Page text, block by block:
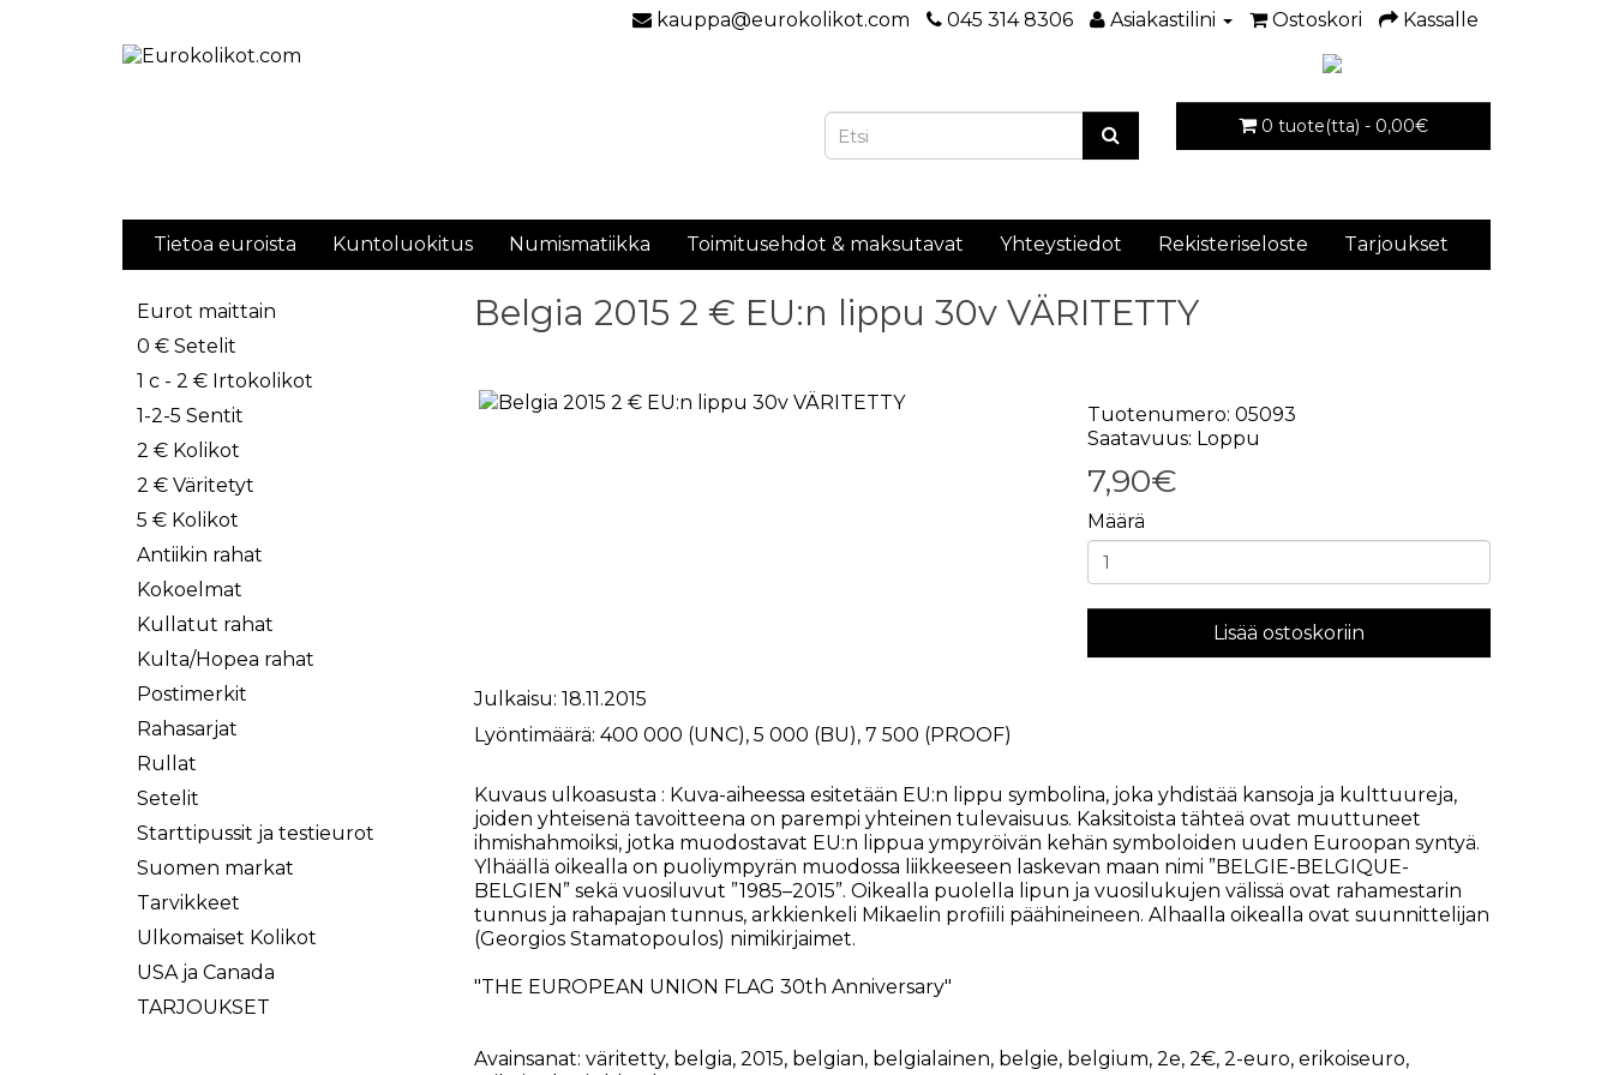
kauppa@eurokolikot.com 045 314 8306 Asiakastilini Ostoskori Kassalle
0 tuote(tta) - 0,00€
Tietoa euroista Kuntoluokitus Numismatiikka Toimitusehdot & maksutavat Yhteystiedot Rekisteriseloste Tarjoukset
Eurot maittain
0 € Setelit
1 c - 2 € Irtokolikot
1-2-5 Sentit
2 € Kolikot
2 € Väritetyt
5 € Kolikot
Antiikin rahat
Kokoelmat
Kullatut rahat
Kulta/Hopea rahat
Postimerkit
Rahasarjat
Rullat
Setelit
Starttipussit ja testieurot
Suomen markat
Tarvikkeet
Ulkomaiset Kolikot
USA ja Canada
TARJOUKSET
Belgia 2015 2 € EU:n lippu 30v VÄRITETTY
Tuotenumero: 05093
Saatavuus: Loppu
7,90€
Määrä
Lisää ostoskoriin
Julkaisu: 18.11.2015
Lyöntimäärä: 400 000 (UNC), 5 000 (BU), 7 500 (PROOF)
Kuvaus ulkoasusta : Kuva-aiheessa esitetään EU:n lippu symbolina, joka yhdistää kansoja ja kulttuureja,
joiden yhteisenä tavoitteena on parempi yhteinen tulevaisuus. Kaksitoista tähteä ovat muuttuneet
ihmishahmoiksi, jotka muodostavat EU:n lippua ympyröivän kehän symboloiden uuden Euroopan syntyä.
Ylhäällä oikealla on puoliympyrän muodossa liikkeeseen laskevan maan nimi ”BELGIE-BELGIQUE-
BELGIEN” sekä vuosiluvut ”1985–2015”. Oikealla puolella lipun ja vuosilukujen välissä ovat rahamestarin
tunnus ja rahapajan tunnus, arkkienkeli Mikaelin profiili päähineineen. Alhaalla oikealla ovat suunnittelijan
(Georgios Stamatopoulos) nimikirjaimet.
"THE EUROPEAN UNION FLAG 30th Anniversary"
Avainsanat: väritetty, belgia, 2015, belgian, belgialainen, belgie, belgium, 2e, 2€, 2-euro, erikoiseuro,